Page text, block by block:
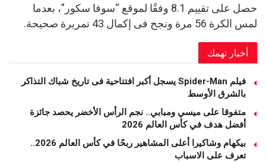
حصل على تقييم 8.1 وفقًا لموقع “سوفا سكور”، بعدما
لمس الكرة 56 مرة ونجح فى إكمال 43 تمريرة صحيحة.
أخبار تهمك
فيلم Spider-Man يسجل أكبر افتتاحية فى تاريخ شباك التذاكر
بالشرق الأوسط
متفوقا على ميسي ومبابي.. نجم الرأس الأخضر يحصد جائزة
أفضل هدف في كأس العالم 2026
بيكهام وشاكيرا أعلى المشاهير ربحًا في كأس العالم 2026..
تعرف على الاسباب